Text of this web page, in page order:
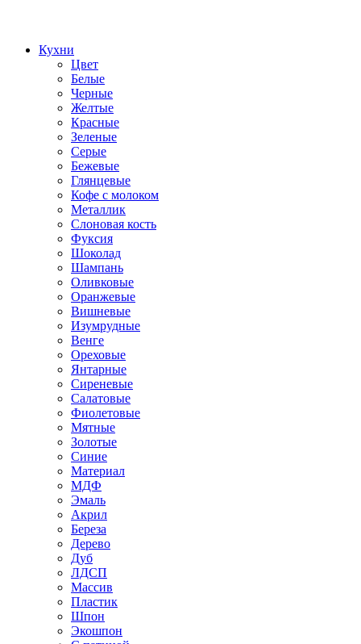
Кухни
Цвет
Белые
Черные
Желтые
Красные
Зеленые
Серые
Бежевые
Глянцевые
Кофе с молоком
Металлик
Слоновая кость
Фуксия
Шоколад
Шампань
Оливковые
Оранжевые
Вишневые
Изумрудные
Венге
Ореховые
Янтарные
Сиреневые
Салатовые
Фиолетовые
Мятные
Золотые
Синие
Материал
МДФ
Эмаль
Акрил
Береза
Дерево
Дуб
ЛДСП
Массив
Пластик
Шпон
Экошпон